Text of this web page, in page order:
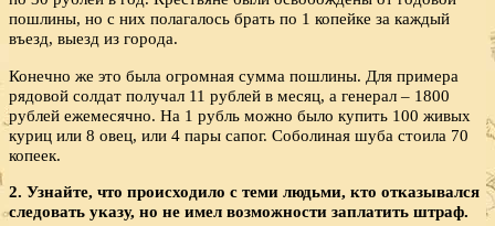
пошлины, но с них полагалось брать по 1 копейке за каждый
въезд, выезд из города.
Конечно же это была огромная сумма пошлины. Для примера
рядовой солдат получал 11 рублей в месяц, а генерал – 1800
рублей ежемесячно. На 1 рубль можно было купить 100 живых
куриц или 8 овец, или 4 пары сапог. Соболиная шуба стоила 70
копеек.
2. Узнайте, что происходило с теми людьми, кто отказывался
следовать указу, но не имел возможности заплатить штраф.